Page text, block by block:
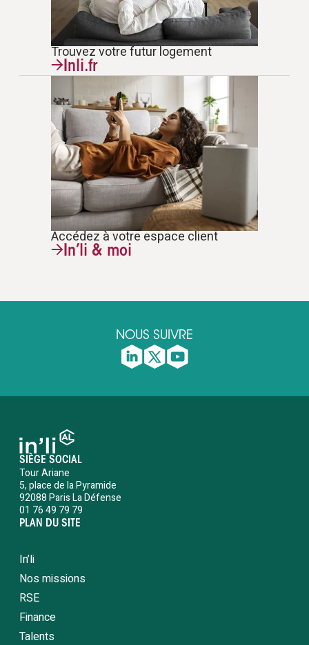
Trouvez votre futur logement
Inli.fr
Accédez à votre espace client
In’li & moi
NOUS SUIVRE
SIÈGE SOCIAL
Tour Ariane
5, place de la Pyramide
92088 Paris La Défense
01 76 49 79 79
PLAN DU SITE
In’li
Nos missions
RSE
Finance
Talents